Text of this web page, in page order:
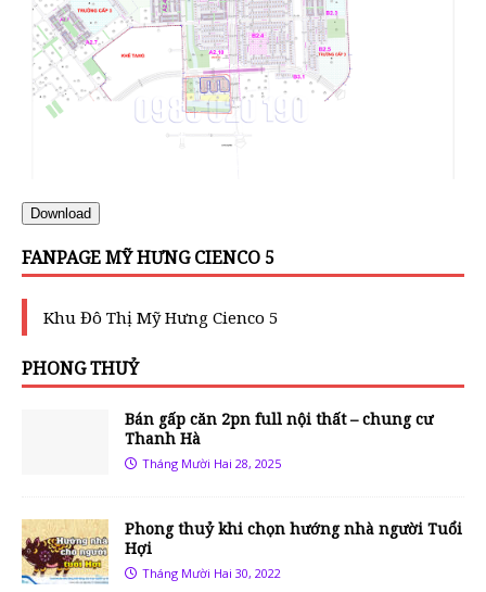
Download
FANPAGE MỸ HƯNG CIENCO 5
Khu Đô Thị Mỹ Hưng Cienco 5
PHONG THUỶ
Bán gấp căn 2pn full nội thất – chung cư
Thanh Hà
Tháng Mười Hai 28, 2025
Phong thuỷ khi chọn hướng nhà người Tuổi
Hợi
Tháng Mười Hai 30, 2022